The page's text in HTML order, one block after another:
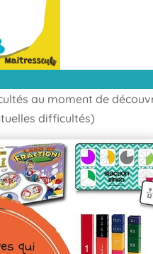
au moment de
difficultés)